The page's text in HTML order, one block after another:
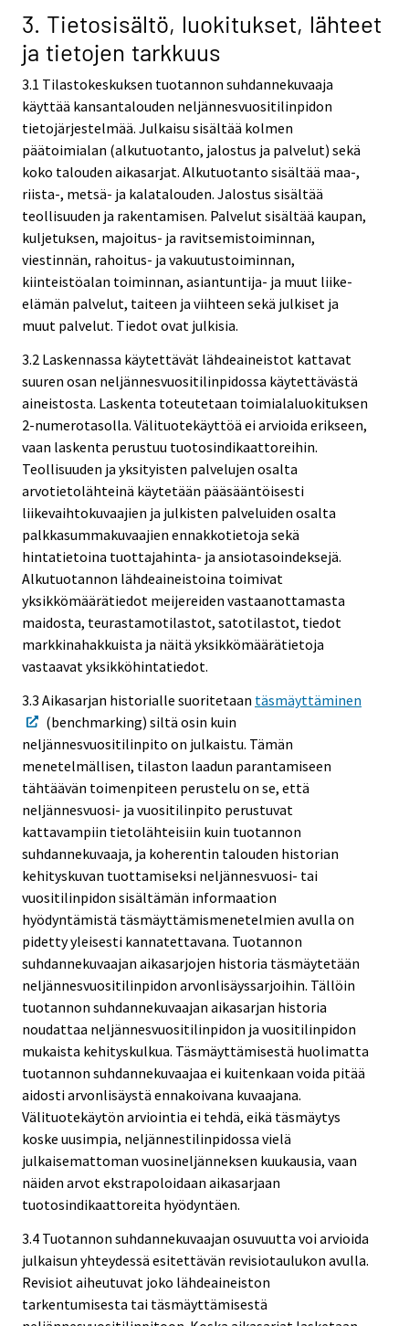
3. Tietosisältö, luokitukset, lähteet
ja tietojen tarkkuus
3.1 Tilastokeskuksen tuotannon suhdannekuvaaja
käyttää kansantalouden neljännesvuositilinpidon
tietojärjestelmää. Julkaisu sisältää kolmen
päätoimialan (alkutuotanto, jalostus ja palvelut) sekä
koko talouden aikasarjat. Alkutuotanto sisältää maa-,
riista-, metsä- ja kalatalouden. Jalostus sisältää
teollisuuden ja rakentamisen. Palvelut sisältää kaupan,
kuljetuksen, majoitus- ja ravitsemistoiminnan,
viestinnän, rahoitus- ja vakuutustoiminnan,
kiinteistöalan toiminnan, asiantuntija- ja muut liike-
elämän palvelut, taiteen ja viihteen sekä julkiset ja
muut palvelut. Tiedot ovat julkisia.
3.2 Laskennassa käytettävät lähdeaineistot kattavat
suuren osan neljännesvuositilinpidossa käytettävästä
aineistosta. Laskenta toteutetaan toimialaluokituksen
2-numerotasolla. Välituotekäyttöä ei arvioida erikseen,
vaan laskenta perustuu tuotosindikaattoreihin.
Teollisuuden ja yksityisten palvelujen osalta
arvotietolähteinä käytetään pääsääntöisesti
liikevaihtokuvaajien ja julkisten palveluiden osalta
palkkasummakuvaajien ennakkotietoja sekä
hintatietoina tuottajahinta- ja ansiotasoindeksejä.
Alkutuotannon lähdeaineistoina toimivat
yksikkömäärätiedot meijereiden vastaanottamasta
maidosta, teurastamotilastot, satotilastot, tiedot
markkinahakkuista ja näitä yksikkömäärätietoja
vastaavat yksikköhintatiedot.
3.3 Aikasarjan historialle suoritetaan täsmäyttäminen
(benchmarking) siltä osin kuin
neljännesvuositilinpito on julkaistu. Tämän
menetelmällisen, tilaston laadun parantamiseen
tähtäävän toimenpiteen perustelu on se, että
neljännesvuosi- ja vuositilinpito perustuvat
kattavampiin tietolähteisiin kuin tuotannon
suhdannekuvaaja, ja koherentin talouden historian
kehityskuvan tuottamiseksi neljännesvuosi- tai
vuositilinpidon sisältämän informaation
hyödyntämistä täsmäyttämismenetelmien avulla on
pidetty yleisesti kannatettavana. Tuotannon
suhdannekuvaajan aikasarjojen historia täsmäytetään
neljännesvuositilinpidon arvonlisäyssarjoihin. Tällöin
tuotannon suhdannekuvaajan aikasarjan historia
noudattaa neljännesvuositilinpidon ja vuositilinpidon
mukaista kehityskulkua. Täsmäyttämisestä huolimatta
tuotannon suhdannekuvaajaa ei kuitenkaan voida pitää
aidosti arvonlisäystä ennakoivana kuvaajana.
Välituotekäytön arviointia ei tehdä, eikä täsmäytys
koske uusimpia, neljännestilinpidossa vielä
julkaisemattoman vuosineljänneksen kuukausia, vaan
näiden arvot ekstrapoloidaan aikasarjaan
tuotosindikaattoreita hyödyntäen.
3.4 Tuotannon suhdannekuvaajan osuvuutta voi arvioida
julkaisun yhteydessä esitettävän revisiotaulukon avulla.
Revisiot aiheutuvat joko lähdeaineiston
tarkentumisesta tai täsmäyttämisestä